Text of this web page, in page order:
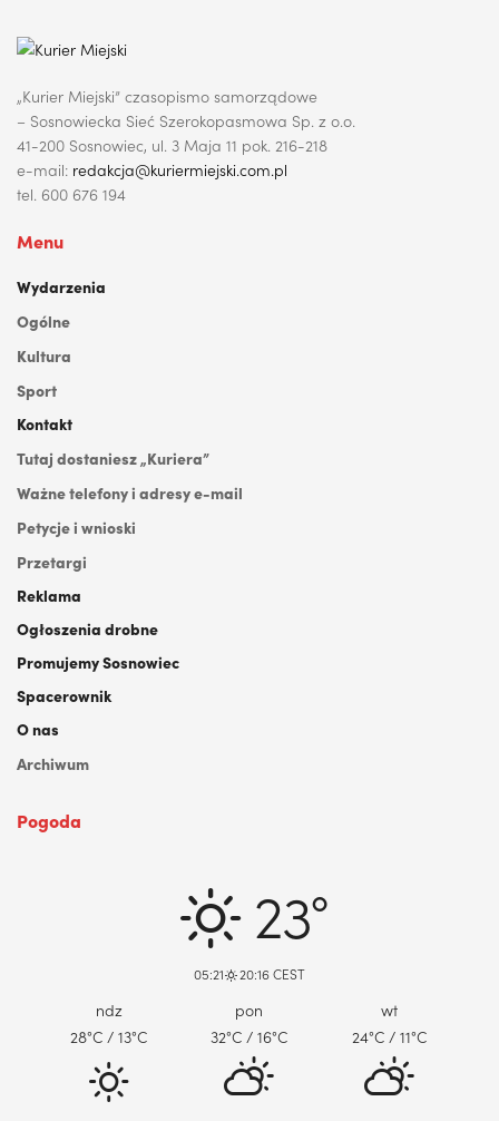
„Kurier Miejski” czasopismo samorządowe
– Sosnowiecka Sieć Szerokopasmowa Sp. z o.o.
41-200 Sosnowiec, ul. 3 Maja 11 pok. 216-218
e-mail: redakcja@kuriermiejski.com.pl
tel. 600 676 194
Menu
Wydarzenia
Ogólne
Kultura
Sport
Kontakt
Tutaj dostaniesz „Kuriera”
Ważne telefony i adresy e-mail
Petycje i wnioski
Przetargi
Reklama
Ogłoszenia drobne
Promujemy Sosnowiec
Spacerownik
O nas
Archiwum
Pogoda
23°
05:21 20:16 CEST
ndz pon
wt
28°C / 13°C 32°C / 16°C 24°C / 11°C